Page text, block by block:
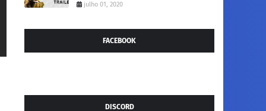
julho 01, 2020
FACEBOOK
DISCORD